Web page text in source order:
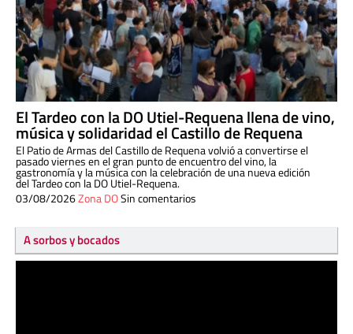
El Tardeo con la DO Utiel-Requena llena de vino,
música y solidaridad el Castillo de Requena
El Patio de Armas del Castillo de Requena volvió a convertirse el
pasado viernes en el gran punto de encuentro del vino, la
gastronomía y la música con la celebración de una nueva edición
del Tardeo con la DO Utiel-Requena.
03/08/2026Zona DOSin comentarios
A sorbos y bocados